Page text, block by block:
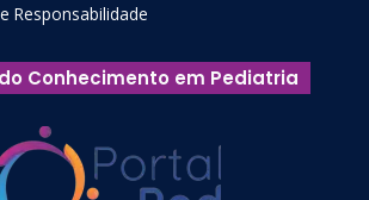
Responsabilidade
Conhecimento em Pediatria